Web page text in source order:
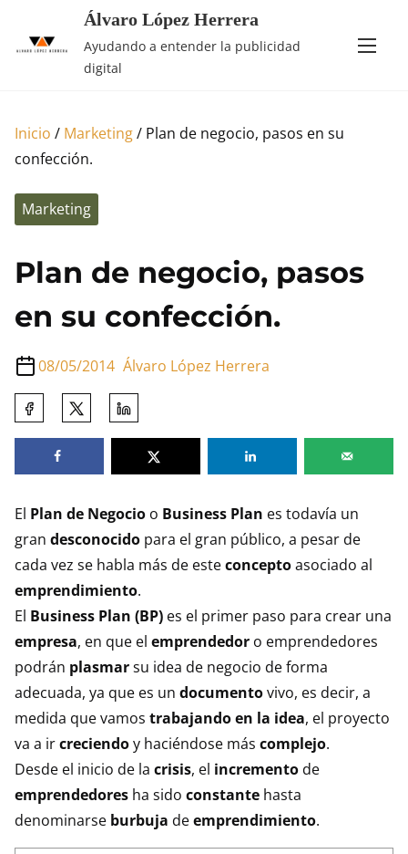
Álvaro López Herrera
Ayudando a entender la publicidad
digital
Inicio / Marketing/ Plan de negocio, pasos en su
confección.
Marketing
Plan de negocio, pasos
en su confección.
08/05/2014 Álvaro López Herrera
Comparte
entrada
El Plan de Negocio o Business Plan es todavía un
gran desconocido para el gran público, a pesar de
cada vez se habla más de esteconceptoasociado al
emprendimiento.
El Business Plan (BP) es el primer paso para crear una
empresa, en que el emprendedor o emprendedores
podrán plasmarsu idea de negocio de forma
adecuada, ya que es un documentovivo, es decir, a
medida que vamos trabajando en la idea, el proyecto
va a ircreciendoy haciéndose más complejo.
Desde el inicio de la crisis, el incremento de
emprendedores ha sido constante hasta
denominarse burbuja deemprendimiento.